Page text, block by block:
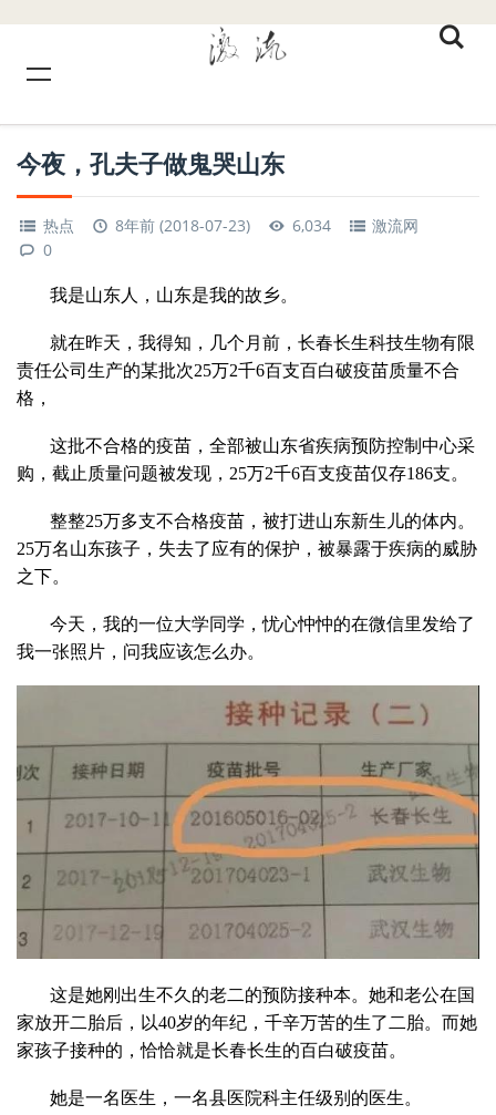
今夜，孔夫子做鬼哭山东
热点 8年前 (2018-07-23) 6,034
激流网
0
我是山东人，山东是我的故乡。
就在昨天，我得知，几个月前，长春长生科技生物有限
责任公司生产的某批次25万2千6百支百白破疫苗质量不合
格，
这批不合格的疫苗，全部被山东省疾病预防控制中心采
购，截止质量问题被发现，25万2千6百支疫苗仅存186支。
整整25万多支不合格疫苗，被打进山东新生儿的体内。
25万名山东孩子，失去了应有的保护，被暴露于疾病的威胁
之下。
今天，我的一位大学同学，忧心忡忡的在微信里发给了
我一张照片，问我应该怎么办。
这是她刚出生不久的老二的预防接种本。她和老公在国
家放开二胎后，以40岁的年纪，千辛万苦的生了二胎。而她
家孩子接种的，恰恰就是长春长生的百白破疫苗。
她是一名医生，一名县医院科主任级别的医生。